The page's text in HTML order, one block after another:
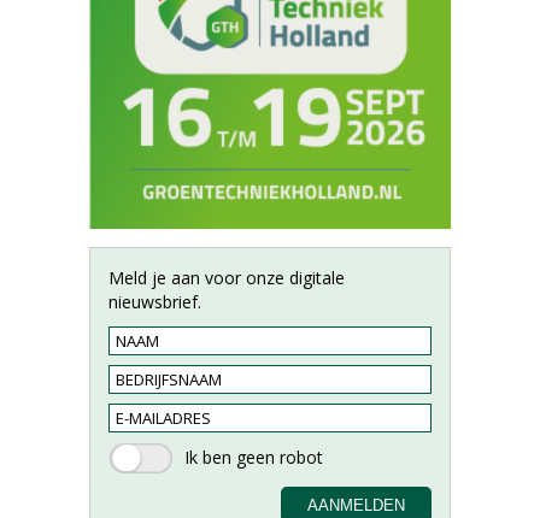
Meld je aan voor onze digitale
nieuwsbrief.